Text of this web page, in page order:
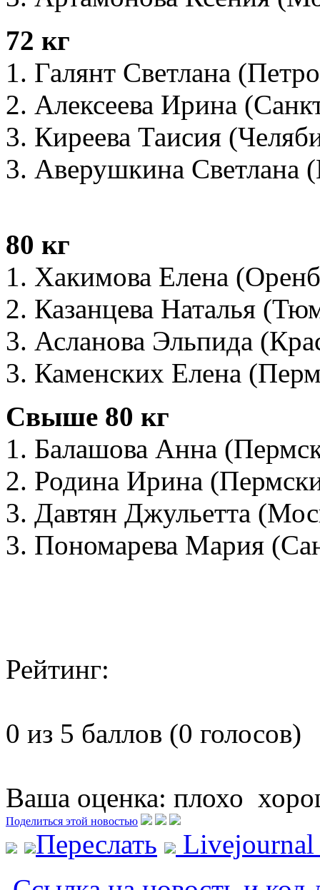
72 кг
1. Галянт Светлана
2. Алексеева Ирина
3. Киреева Таисия
3. Аверушкина Светлана
80 кг
1. Хакимова Елена
2. Казанцева Наталья
3. Асланова Эльпида
3. Каменских Елена
Свыше 80 кг
1. Балашова Анна
2. Родина Ирина
3. Давтян Джульетта
3. Пономарева Мария
Рейтинг:
0 из 5 баллов (0 голосов)
Ваша оценка: плохо
Поделиться этой новостью
Переслать